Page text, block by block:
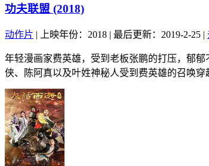
功夫联盟 (2018)
动作片 | 上映年份：2018 | 最后更新：2019-2-25 |
年轻漫画家费英雄，受到老板张鹏的打压，郁
侠、陈阿真以及叶姓神秘人受到费英雄的召唤穿